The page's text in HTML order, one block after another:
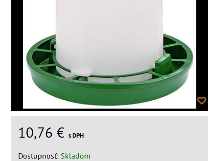
10,76 € s DPH
Dostupnosť: Skladom